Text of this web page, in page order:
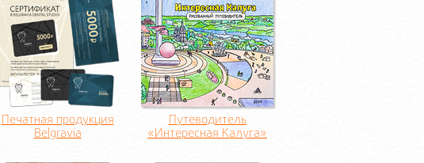
Печатная продукция
Belgravia
Путеводитель
«Интересная Калуга»